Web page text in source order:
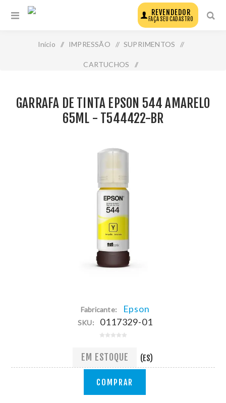
REVENDEDOR
FAÇA SEU CADASTRO
Início / IMPRESSÃO / SUPRIMENTOS /
CARTUCHOS /
GARRAFA DE TINTA EPSON 544 AMARELO
65ML - T544422-BR
Fabricante: Epson
SKU: 0117329-01
EM ESTOQUE (ES)
COMPRAR